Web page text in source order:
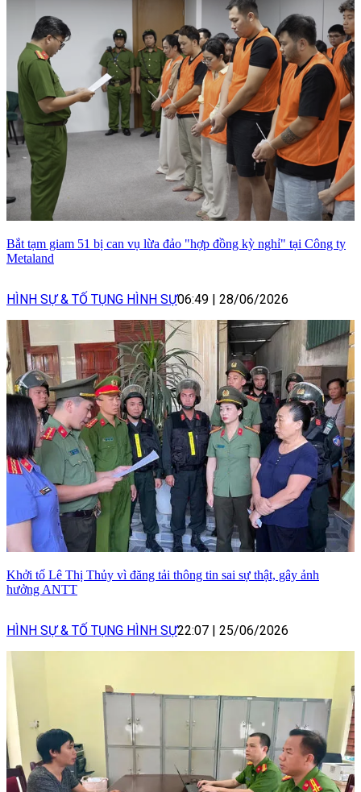
Bắt tạm giam 51 bị can vụ lừa đảo "hợp đồng kỳ nghỉ" tại Công ty
Metaland
HÌNH SỰ & TỐ TỤNG HÌNH SỰ06:49 | 28/06/2026
Khởi tố Lê Thị Thủy vì đăng tải thông tin sai sự thật, gây ảnh
hưởng ANTT
HÌNH SỰ & TỐ TỤNG HÌNH SỰ22:07 | 25/06/2026